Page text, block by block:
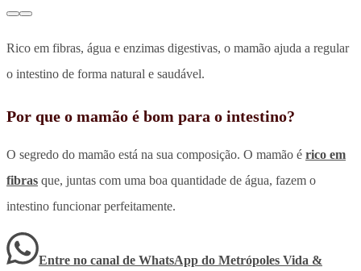
Rico em fibras, água e enzimas digestivas, o mamão ajuda a regular
o intestino de forma natural e saudável.
Por que o mamão é bom para o intestino?
O segredo do mamão está na sua composição. O mamão é rico em
fibras que, juntas com uma boa quantidade de água, fazem o
intestino funcionar perfeitamente.
Entre no canal de WhatsApp do Metrópoles Vida &